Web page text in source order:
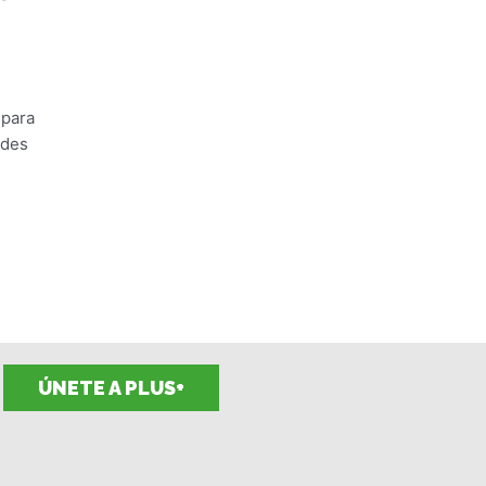
ÚNETE A PLUS+